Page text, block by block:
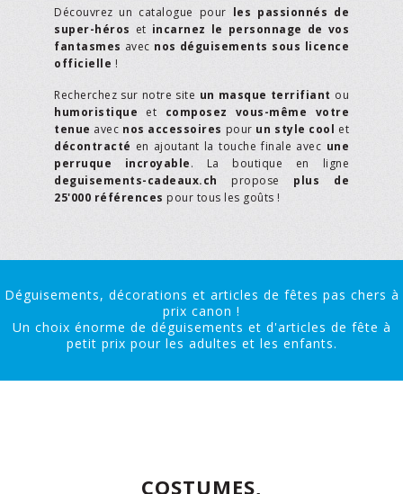
Découvrez un catalogue pour les passionnés de
super-héros et incarnez le personnage de vos
fantasmes avec nos déguisements sous licence
officielle !
Recherchez sur notre site un masque terrifiant ou
humoristique et composez vous-même votre
tenue avec nos accessoires pour un style cool et
décontracté en ajoutant la touche finale avec une
perruque incroyable. La boutique en ligne
deguisements-cadeaux.ch propose plus de
25'000 références pour tous les goûts !
Déguisements, décorations et articles de fêtes pas chers à
prix canon !
Un choix énorme de déguisements et d'articles de fête à
petit prix pour les adultes et les enfants.
COSTUMES,